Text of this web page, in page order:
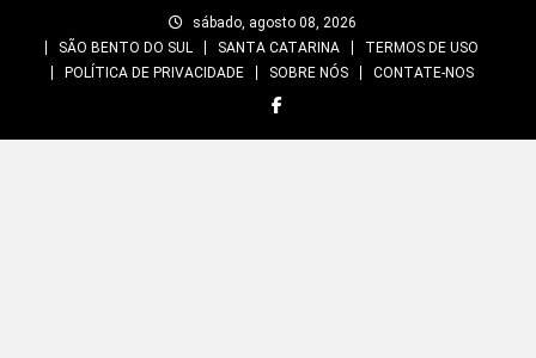
sábado, agosto 08, 2026
SÃO BENTO DO SUL
SANTA CATARINA
TERMOS DE USO
POLÍTICA DE PRIVACIDADE
SOBRE NÓS CONTATE-NOS